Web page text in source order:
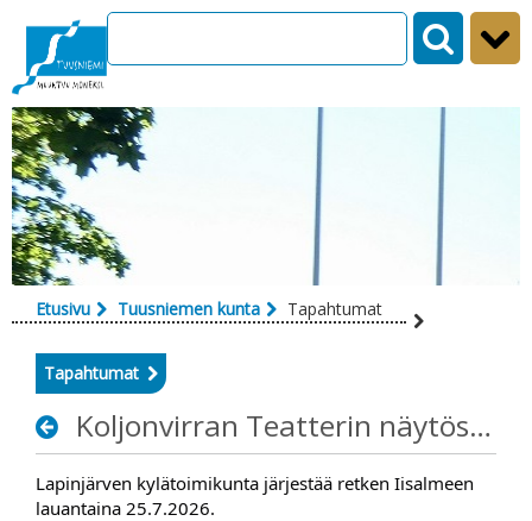
Siirry sisältöön
Etusivu Tuusniemen kunta Tapahtumat
Tapahtumat
Koljonvirran Teatterin näytös "Pokka pitää"
Lapinjärven kylätoimikunta järjestää retken Iisalmeen
lauantaina 25.7.2026.